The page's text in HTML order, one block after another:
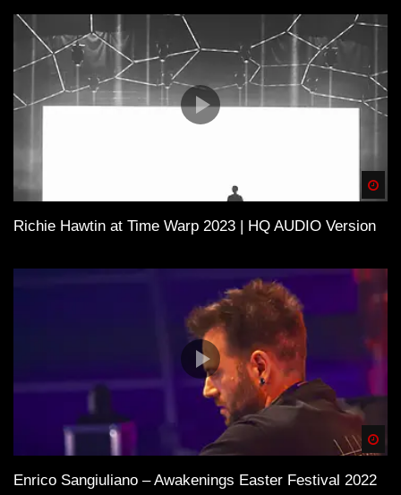
Richie Hawtin at Time Warp 2023 | HQ AUDIO Version
Enrico Sangiuliano – Awakenings Easter Festival 2022